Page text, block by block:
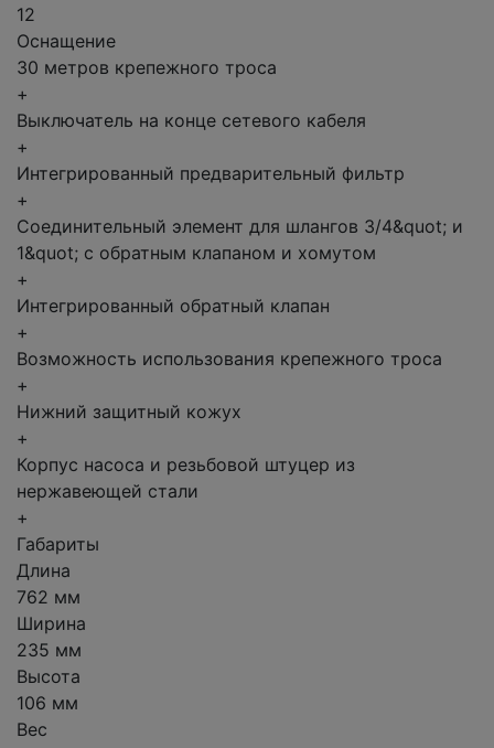
12
Оснащение
30 метров крепежного троса
+
Выключатель на конце сетевого кабеля
+
Интегрированный предварительный фильтр
+
Соединительный элемент для шлангов 3/4&quot; и
1&quot; с обратным клапаном и хомутом
+
Интегрированный обратный клапан
+
Возможность использования крепежного троса
+
Нижний защитный кожух
+
Корпус насоса и резьбовой штуцер из
нержавеющей стали
+
Габариты
Длина
762 мм
Ширина
235 мм
Высота
106 мм
Вес